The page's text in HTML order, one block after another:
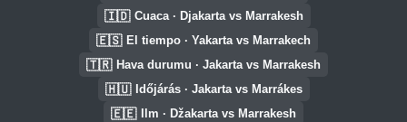
🇮🇩 Cuaca · Djakarta vs Marrakesh
🇪🇸 El tiempo · Yakarta vs Marrakech
🇹🇷 Hava durumu · Jakarta vs Marrakesh
🇭🇺 Időjárás · Jakarta vs Marrákes
🇪🇪 Ilm · Džakarta vs Marrakesh